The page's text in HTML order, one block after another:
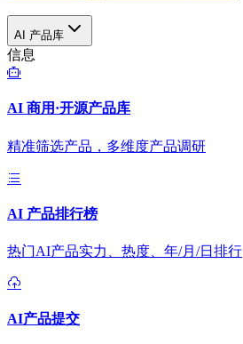
AI 产品库
信息
AI 商用·开源产品库
精准筛选产品，多维度产品调研
AI 产品排行榜
热门AI产品实力、热度、年/月/日排行
AI产品提交